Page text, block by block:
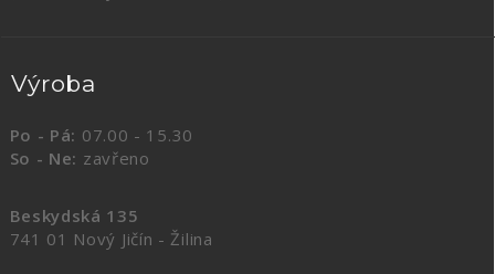
Výroba
Po - Pá: 07.00 - 15.30
So - Ne: zavřeno
Beskydská 135
741 01 Nový Jičín - Žilina